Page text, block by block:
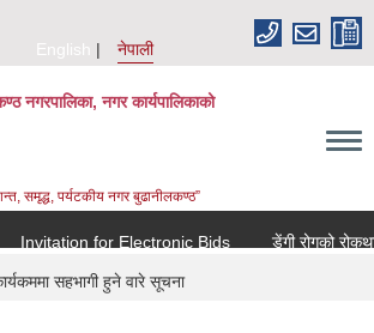
English
नेपाली
नगरपालिका, नगर कार्यपालिकाको
समृद्ध, पर्यटकीय नगर बुढानीलकण्ठ”
Invitation for Electronic Bids
डेंगी रोगको
सहभागी हुने वारे सूचना